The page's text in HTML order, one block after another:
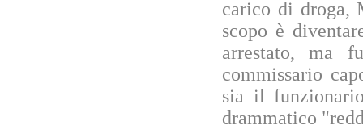
carico di droga,
scopo è
arrestato, ma
commissario
sia il
drammatico